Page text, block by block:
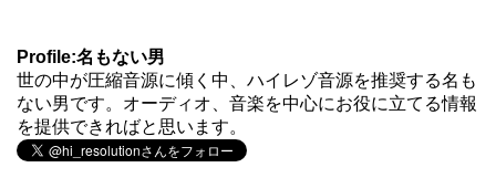
Profile:名もない男
世の中が圧縮音源に傾く中、ハイレゾ音源を推奨する名も
ない男です。オーディオ、音楽を中心にお役に立てる情報
を提供できればと思います。